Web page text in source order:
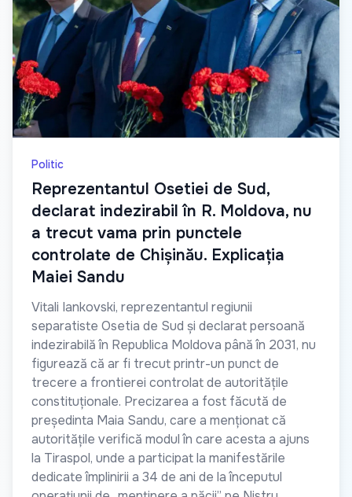
Politic
Reprezentantul Osetiei de Sud,
declarat indezirabil în R. Moldova, nu
a trecut vama prin punctele
controlate de Chișinău. Explicația
Maiei Sandu
Vitali Iankovski, reprezentantul regiunii
separatiste Osetia de Sud și declarat persoană
indezirabilă în Republica Moldova până în 2031, nu
figurează că ar fi trecut printr-un punct de
trecere a frontierei controlat de autoritățile
constituționale. Precizarea a fost făcută de
președinta Maia Sandu, care a menționat că
autoritățile verifică modul în care acesta a ajuns
la Tiraspol, unde a participat la manifestările
dedicate împlinirii a 34 de ani de la începutul